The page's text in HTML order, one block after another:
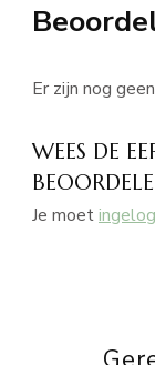
Er zijn nog
WEES DE
Je moet